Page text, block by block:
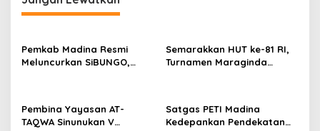
Pemkab Madina Resmi
Meluncurkan SiBUNGO,
Semarakkan HUT ke-81 RI,
Turnamen Maraginda
Pembina Yayasan AT-
TAQWA Sinunukan V
Satgas PETI Madina
Kedepankan Pendekatan